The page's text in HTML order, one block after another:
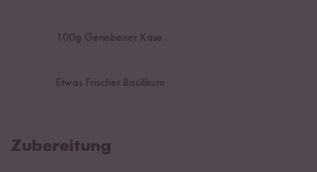
100g Geriebener Käse
Etwas Frischer Basilikum
Zubereitung